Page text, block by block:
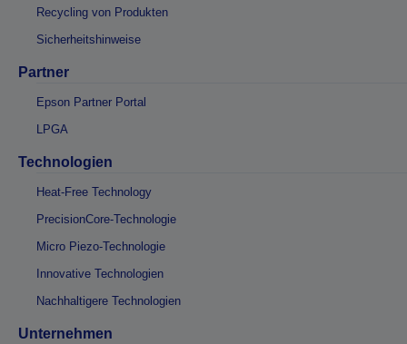
Recycling von Produkten
Sicherheitshinweise
Partner
Epson Partner Portal
LPGA
Technologien
Heat-Free Technology
PrecisionCore-Technologie
Micro Piezo-Technologie
Innovative Technologien
Nachhaltigere Technologien
Unternehmen